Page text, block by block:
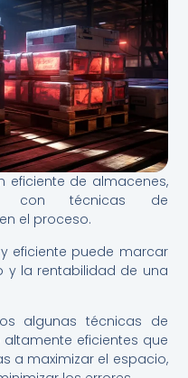
eficiente de almacenes,
con técnicas de
el proceso.
eficiente puede marcar
y la rentabilidad de una
algunas técnicas de
eficientes que
a maximizar el espacio,